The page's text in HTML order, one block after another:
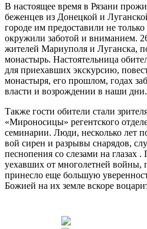
В настоящее время в Рязани
беженцев из Донецкой и
городе им предоставили не
окружили заботой и вниманием.
жителей Мариуполя и Луганска,
монастырь. Настоятельница
для приехавших экскурсию,
монастыря, его прошлом, годах
власти и возрождении в наши дни.
Также гости обители стали
«Мироносицы» регентского
семинарии. Люди, несколько лет
вой сирен и разрывы снарядов,
песнопения со слезами на глазах
уехавших от многолетней войны,
принесло еще большую
Божией на их земле вскоре